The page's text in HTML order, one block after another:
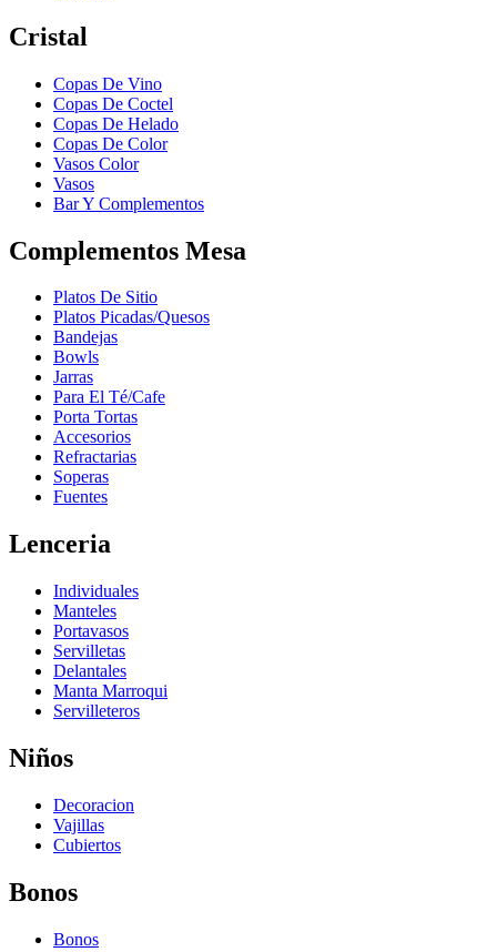
Cristal
Copas De Vino
Copas De Coctel
Copas De Helado
Copas De Color
Vasos Color
Vasos
Bar Y Complementos
Complementos Mesa
Platos De Sitio
Platos Picadas/Quesos
Bandejas
Bowls
Jarras
Para El Té/Cafe
Porta Tortas
Accesorios
Refractarias
Soperas
Fuentes
Lenceria
Individuales
Manteles
Portavasos
Servilletas
Delantales
Manta Marroqui
Servilleteros
Niños
Decoracion
Vajillas
Cubiertos
Bonos
Bonos